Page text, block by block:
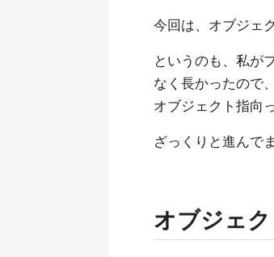
今回は、オブジェ
というのも、私が
なく長かったので
オブジェクト指向
ざっくりと進んで
オブジェ